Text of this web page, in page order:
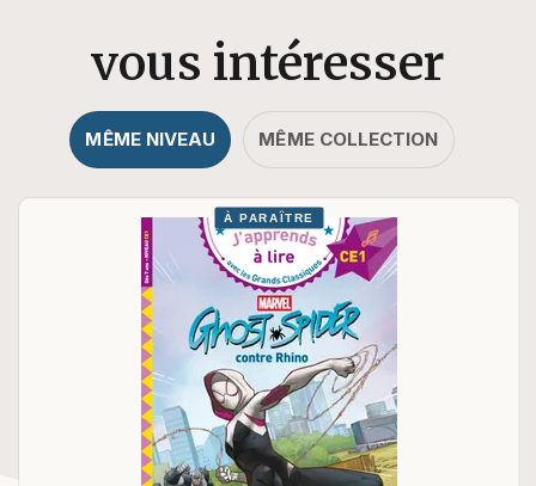
vous intéresser
MÊME NIVEAU MÊME COLLECTION
À PARAÎTRE